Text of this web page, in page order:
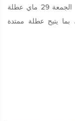
ويأتي هذا القرار عقب إعلان الحكومة اعتبار يوم الجمعة 29 ماي عطلة
بما يتيح عطلة ممتدة